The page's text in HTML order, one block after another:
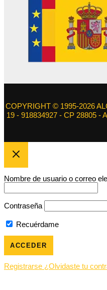
COPYRIGHT © 1995-2026
19 - 918834927 - CP 28805 -
Nombre de usuario o correo
Contraseña
Recuérdame
Registrarse ¿Olvidaste tu